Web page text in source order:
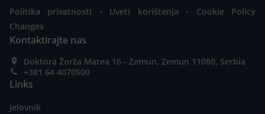
Politika privatnosti . Uveti korištenja .
Cookie Policy
Changes
Kontaktirajte nas
Doktora Žorža Matea 16 - Zemun, Zemun 11080, Serbia
+381 64 4070500
Links
Jelovnik